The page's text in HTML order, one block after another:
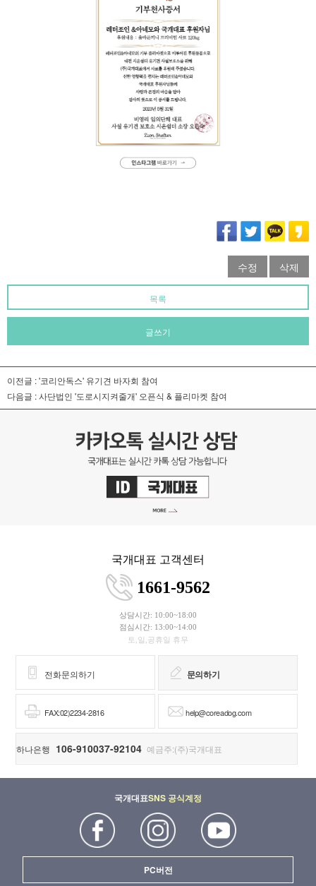
수정 삭제
목록
글쓰기
이전글 :'코리안독스' 유기견 바자회 참여
다음글 :사단법인 '도로시지켜줄개' 오픈식 & 플리마켓 참여
국개대표 고객센터
1661-9562
상담시간: 10:00~18:00
점심시간: 13:00~14:00
토,일,공휴일 휴무
전화문의하기 문의하기
FAX:02)2234-2816 help@coreadog.com
하나은행 106-910037-92104 예금주:(주)국개대표
국개대표SNS 공식계정
PC버전